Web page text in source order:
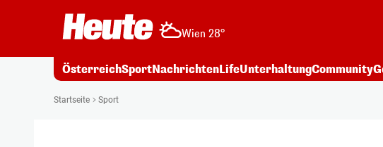
Wien 28°
ÖsterreichSportNachrichtenLifeUnterhaltungCommunity
Startseite Sport